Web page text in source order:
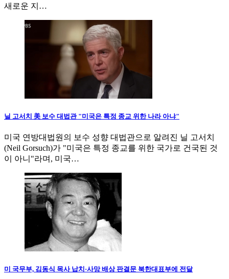
새로운 지…
닐 고서치 美 보수 대법관 "미국은 특정 종교 위한 나라 아냐"
미국 연방대법원의 보수 성향 대법관으로 알려진 닐 고서치
(Neil Gorsuch)가 "미국은 특정 종교를 위한 국가로 건국된 것
이 아니"라며, 미국…
미 국무부, 김동식 목사 납치·사망 배상 판결문 북한대표부에 전달